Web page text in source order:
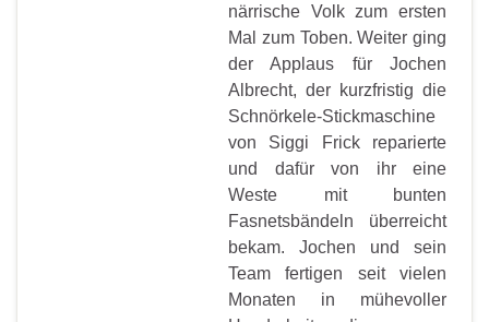
närrische Volk zum ersten
Mal zum Toben. Weiter ging
der Applaus für Jochen
Albrecht, der kurzfristig die
Schnörkele-Stickmaschine
von Siggi Frick reparierte
und dafür von ihr eine
Weste mit bunten
Fasnetsbändeln überreicht
bekam. Jochen und sein
Team fertigen seit vielen
Monaten in mühevoller